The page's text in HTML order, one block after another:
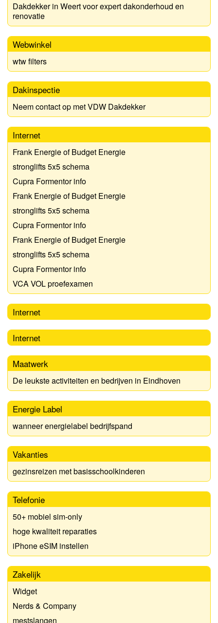
Dakdekker in Weert voor expert dakonderhoud en
renovatie
Webwinkel
wtw filters
Dakinspectie
Neem contact op met VDW Dakdekker
Internet
Frank Energie of Budget Energie
stronglifts 5x5 schema
Cupra Formentor info
Frank Energie of Budget Energie
stronglifts 5x5 schema
Cupra Formentor info
Frank Energie of Budget Energie
stronglifts 5x5 schema
Cupra Formentor info
VCA VOL proefexamen
Internet
Internet
Maatwerk
De leukste activiteiten en bedrijven in Eindhoven
Energie Label
wanneer energielabel bedrijfspand
Vakanties
gezinsreizen met basisschoolkinderen
Telefonie
50+ mobiel sim-only
hoge kwaliteit reparaties
iPhone eSIM instellen
Zakelijk
Widget
Nerds & Company
mestslangen